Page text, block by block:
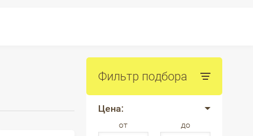
Фильтр подбора
Цена:
от до